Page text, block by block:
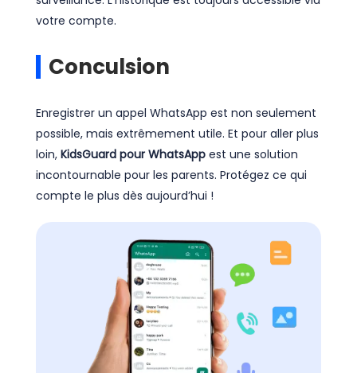
votre compte.
Conculsion
Enregistrer un appel WhatsApp est non seulement
possible, mais extrêmement utile. Et pour aller plus
loin, KidsGuard pour WhatsApp est une solution
incontournable pour les parents. Protégez ce qui
compte le plus dès aujourd’hui !